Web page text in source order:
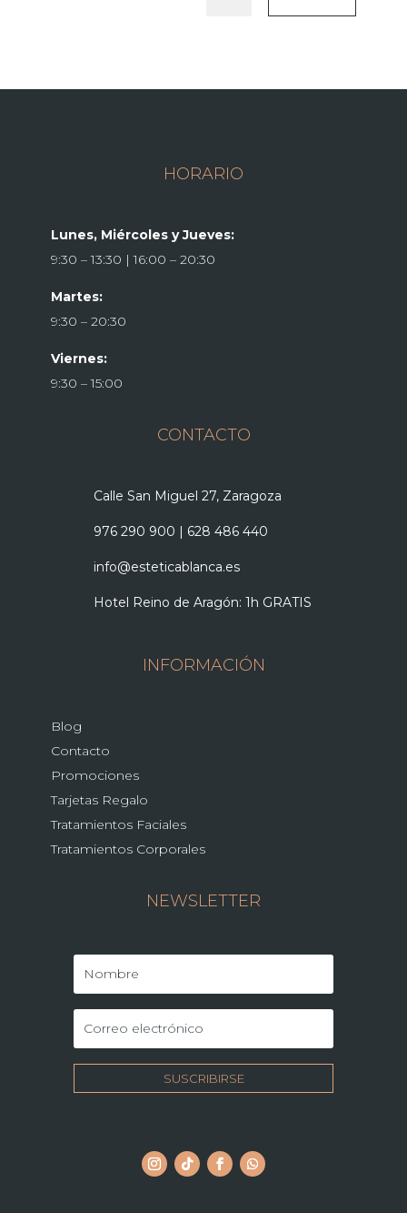
HORARIO
Lunes, Miércoles y Jueves:
9:30 – 13:30 | 16:00 – 20:30
Martes:
9:30 – 20:30
Viernes:
9:30 – 15:00
CONTACTO
Calle San Miguel 27, Zaragoza
976 290 900 628 486 440
info@esteticablanca.es
Hotel Reino de Aragón: 1h GRATIS
INFORMACIÓN
Blog
Contacto
Promociones
Tarjetas Regalo
Tratamientos Faciales
Tratamientos Corporales
NEWSLETTER
SUSCRIBIRSE